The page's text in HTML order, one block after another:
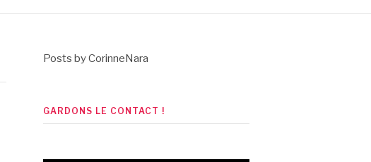
Posts by CorinneNara
GARDONS LE CONTACT !